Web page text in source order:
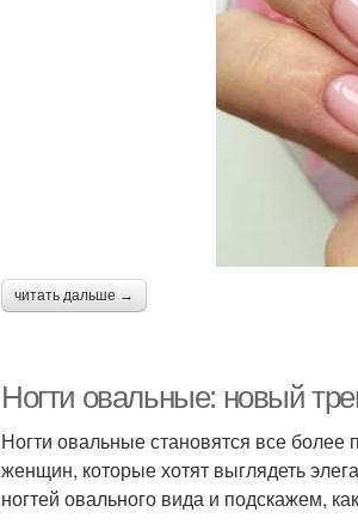
читать дальше →
Ногти овальные: новый
Ногти овальные становятся все
женщин, которые хотят выглядеть
ногтей овального вида и подскажем,